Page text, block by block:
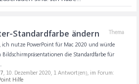
Thema
Standardfarbe ändern
ich nutze PowerPoint für Mac 2020 und würde
Bildschirmpräsentationen die Standardfarbe für
, 10. Dezember 2020, 1 Antwort(en), im Forum:
Hilfe